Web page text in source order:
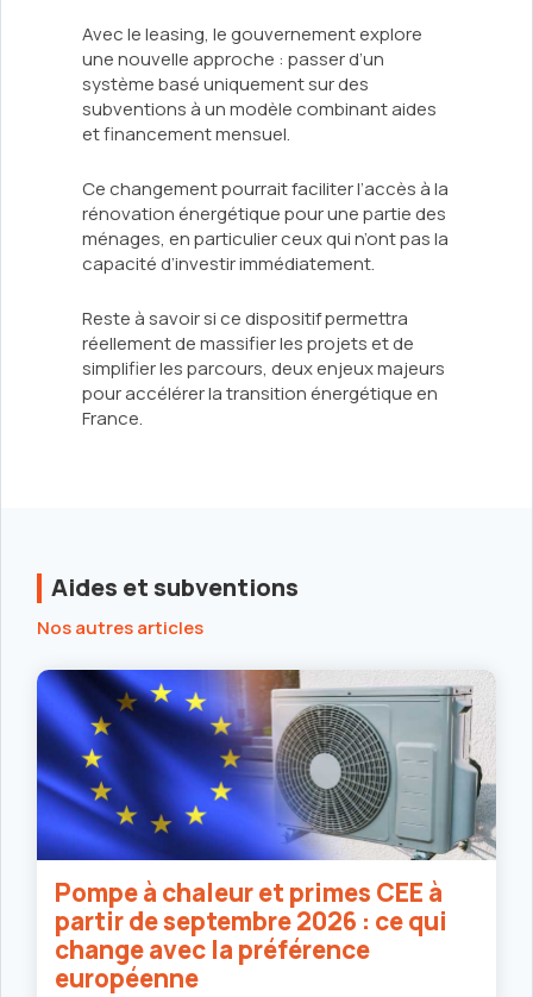
Avec le leasing, le gouvernement explore
une nouvelle approche : passer d’un
système basé uniquement sur des
subventions à un modèle combinant aides
et financement mensuel.
Ce changement pourrait faciliter l’accès à la
rénovation énergétique pour une partie des
ménages, en particulier ceux qui n’ont pas la
capacité d’investir immédiatement.
Reste à savoir si ce dispositif permettra
réellement de massifier les projets et de
simplifier les parcours, deux enjeux majeurs
pour accélérer la transition énergétique en
France.
Aides et subventions
Nos autres articles
Pompe à chaleur et primes CEE à
partir de septembre 2026 : ce qui
change avec la préférence
européenne